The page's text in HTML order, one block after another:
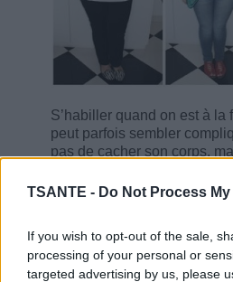
TSANTE - Do Not Process
If you wish to opt-out of the sale,
processing of your personal or
targeted advertising by us, please
S’habiller quand on est à la
peut parfois sembler
pas de cacher son corps,
simples, il est possible de
Comment s’habiller
ventre ?